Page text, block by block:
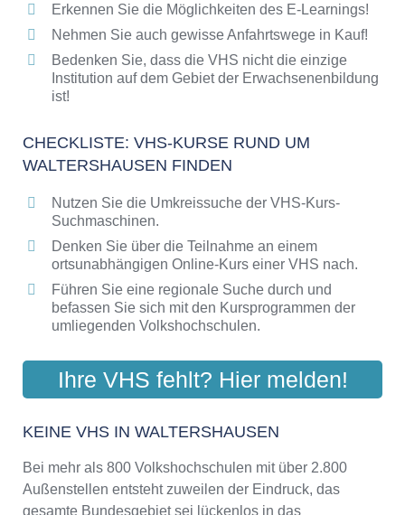
Bildungsangebote der VHS
Erkennen Sie die Möglichkeiten des E-Learnings!
Nehmen Sie auch gewisse Anfahrtswege in Kauf!
Bedenken Sie, dass die VHS nicht die einzige
Institution auf dem Gebiet der Erwachsenenbildung
ist!
CHECKLISTE: VHS-KURSE RUND UM
WALTERSHAUSEN FINDEN
Nutzen Sie die Umkreissuche der VHS-Kurs-
Suchmaschinen.
Denken Sie über die Teilnahme an einem
ortsunabhängigen Online-Kurs einer VHS nach.
Führen Sie eine regionale Suche durch und
befassen Sie sich mit den Kursprogrammen der
umliegenden Volkshochschulen.
Ihre VHS fehlt? Hier melden!
KEINE VHS IN WALTERSHAUSEN
Bei mehr als 800 Volkshochschulen mit über 2.800
Außenstellen entsteht zuweilen der Eindruck, das
gesamte Bundesgebiet sei lückenlos in das